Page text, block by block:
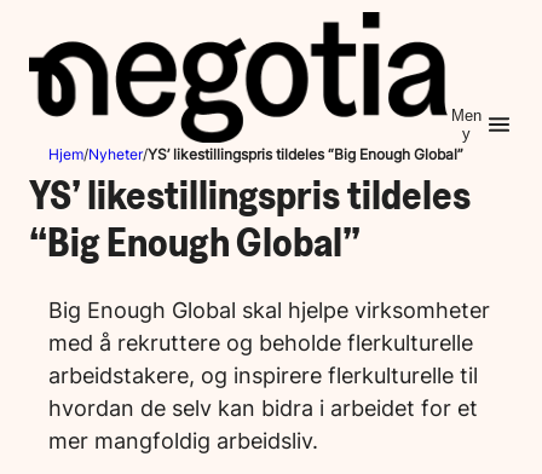
innhold
Men
y
Hjem/Nyheter/YS’ likestillingspris tildeles “Big Enough Global”
YS’ likestillingspris tildeles
“Big Enough Global”
Big Enough Global skal hjelpe virksomheter
med å rekruttere og beholde flerkulturelle
arbeidstakere, og inspirere flerkulturelle til
hvordan de selv kan bidra i arbeidet for et
mer mangfoldig arbeidsliv.